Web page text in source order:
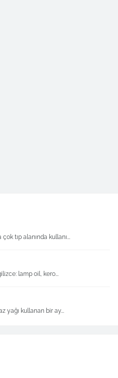
tıp alanında kullanı...
lamp oil, kero...
yağı kullanan bir ay...